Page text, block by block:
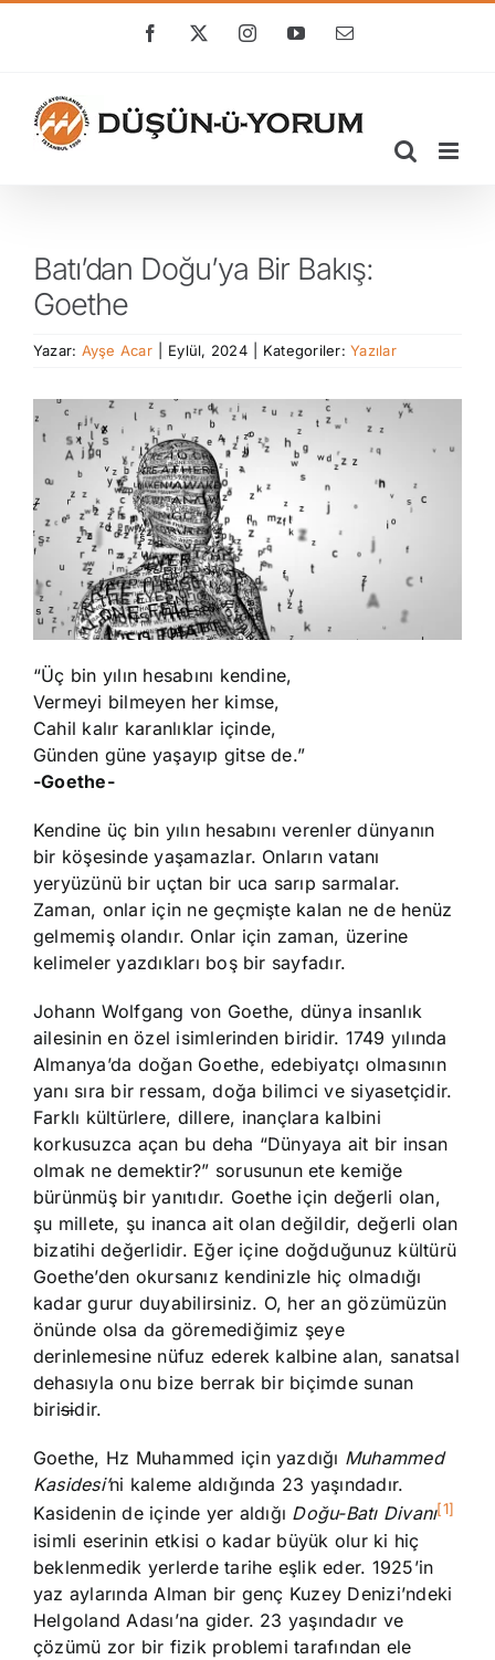
Facebook
X InstagramYouTube
E-
Batı’dan Doğu’ya Bir Bakış:
Goethe
Yazar: Ayşe Acar Eylül, 2024 Kategoriler:Yazılar
“Üç bin yılın hesabını kendine,
Vermeyi bilmeyen her kimse,
Cahil kalır karanlıklar içinde,
Günden güne yaşayıp gitse de.”
-Goethe-
Kendine üç bin yılın hesabını verenler dünyanın
bir köşesinde yaşamazlar. Onların vatanı
yeryüzünü bir uçtan bir uca sarıp sarmalar.
Zaman, onlar için ne geçmişte kalan ne de henüz
gelmemiş olandır. Onlar için zaman, üzerine
kelimeler yazdıkları boş bir sayfadır.
Johann Wolfgang von Goethe, dünya insanlık
ailesinin en özel isimlerinden biridir. 1749 yılında
Almanya’da doğan Goethe, edebiyatçı olmasının
yanı sıra bir ressam, doğa bilimci ve siyasetçidir.
Farklı kültürlere, dillere, inançlara kalbini
korkusuzca açan bu deha “Dünyaya ait bir insan
olmak ne demektir?” sorusunun ete kemiğe
bürünmüş bir yanıtıdır. Goethe için değerli olan,
şu millete, şu inanca ait olan değildir, değerli olan
bizatihi değerlidir. Eğer içine doğduğunuz kültürü
Goethe’den okursanız kendinizle hiç olmadığı
kadar gurur duyabilirsiniz. O, her an gözümüzün
önünde olsa da göremediğimiz şeye
derinlemesine nüfuz ederek kalbine alan, sanatsal
dehasıyla onu bize berrak bir biçimde sunan
birisidir.
Goethe, Hz Muhammed için yazdığı Muhammed
Kasidesi’ni kaleme aldığında 23 yaşındadır.
Kasidenin de içinde yer aldığı Doğu-Batı Divanı[1]
isimli eserinin etkisi o kadar büyük olur ki hiç
beklenmedik yerlerde tarihe eşlik eder. 1925’in
yaz aylarında Alman bir genç Kuzey Denizi’ndeki
Helgoland Adası’na gider. 23 yaşındadır ve
çözümü zor bir fizik problemi tarafından ele